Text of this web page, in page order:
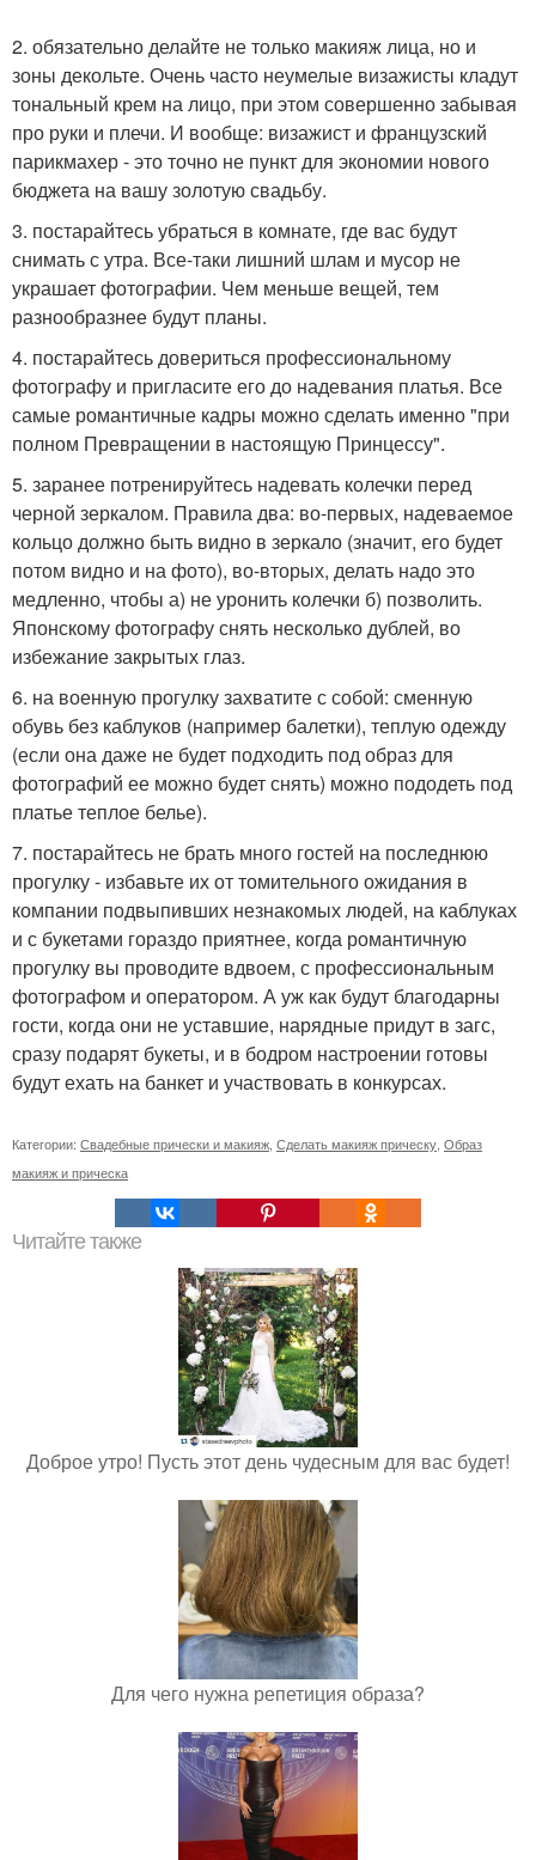
2. обязательно делайте не только макияж лица, но и
зоны декольте. Очень часто неумелые визажисты кладут
тональный крем на лицо, при этом совершенно забывая
про руки и плечи. И вообще: визажист и французский
парикмахер - это точно не пункт для экономии нового
бюджета на вашу золотую свадьбу.
3. постарайтесь убраться в комнате, где вас будут
снимать с утра. Все-таки лишний шлам и мусор не
украшает фотографии. Чем меньше вещей, тем
разнообразнее будут планы.
4. постарайтесь довериться профессиональному
фотографу и пригласите его до надевания платья. Все
самые романтичные кадры можно сделать именно "при
полном Превращении в настоящую Принцессу".
5. заранее потренируйтесь надевать колечки перед
черной зеркалом. Правила два: во-первых, надеваемое
кольцо должно быть видно в зеркало (значит, его будет
потом видно и на фото), во-вторых, делать надо это
медленно, чтобы а) не уронить колечки б) позволить.
Японскому фотографу снять несколько дублей, во
избежание закрытых глаз.
6. на военную прогулку захватите с собой: сменную
обувь без каблуков (например балетки), теплую одежду
(если она даже не будет подходить под образ для
фотографий ее можно будет снять) можно пододеть под
платье теплое белье).
7. постарайтесь не брать много гостей на последнюю
прогулку - избавьте их от томительного ожидания в
компании подвыпивших незнакомых людей, на каблуках
и с букетами гораздо приятнее, когда романтичную
прогулку вы проводите вдвоем, с профессиональным
фотографом и оператором. А уж как будут благодарны
гости, когда они не уставшие, нарядные придут в загс,
сразу подарят букеты, и в бодром настроении готовы
будут ехать на банкет и участвовать в конкурсах.
Категории: Свадебные прически и макияж, Сделать макияж прическу, Образ
макияж и прическа
Читайте также
Доброе утро! Пусть этот день чудесным для вас будет!
Для чего нужна репетиция образа?